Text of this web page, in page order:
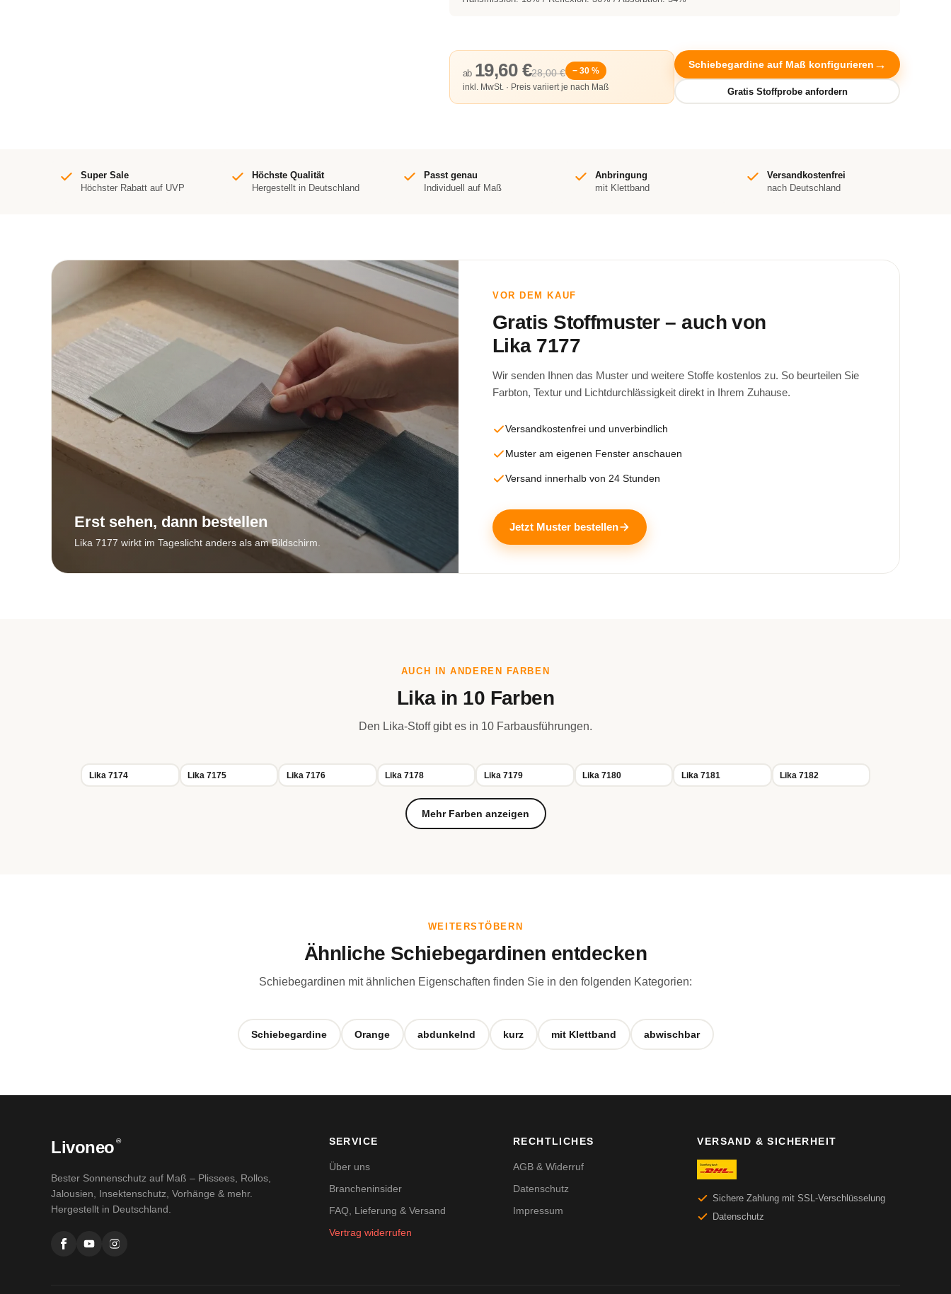
28,00 €
ab 19,60 €
− 30 %
inkl. MwSt. · Preis variiert je nach Maß
Schiebegardine auf Maß konfigurieren
Super Sale
Höchster Rabatt auf UVP
Höchste Qualität
Hergestellt in Deutschland
Passt genau
Individuell auf Maß
Anbringung
mit Klettband
Versandkostenfrei
nach Deutschland
Erst sehen, dann bestellen
Lika 7177 wirkt im Tageslicht anders als am Bildschirm.
VOR DEM KAUF
Gratis Stoffmuster – auch von
Lika 7177
Wir senden Ihnen das Muster und weitere Stoffe kostenlos zu. So beurteilen Sie
Farbton, Textur und Lichtdurchlässigkeit direkt in Ihrem Zuhause.
Versandkostenfrei und unverbindlich
Muster am eigenen Fenster anschauen
Versand innerhalb von 24 Stunden
Jetzt Muster bestellen
AUCH IN ANDEREN FARBEN
Lika in 10 Farben
Den Lika-Stoff gibt es in 10 Farbausführungen.
Lika 7174 Lika 7175 Lika 7176 Lika 7178 Lika 7179 Lika 7180 Lika 7181 Lika 7182
Mehr Farben anzeigen
WEITERSTÖBERN
Ähnliche Schiebegardinen entdecken
Schiebegardinen mit ähnlichen Eigenschaften finden Sie in den folgenden Kategorien:
Schiebegardine Orange abdunkelnd kurz mit Klettband abwischbar
Livoneo ®
Bester Sonnenschutz auf Maß – Plissees, Rollos,
Jalousien, Insektenschutz, Vorhänge & mehr.
Hergestellt in Deutschland.
SERVICE
Über uns
Brancheninsider
FAQ, Lieferung & Versand
Vertrag widerrufen
RECHTLICHES
AGB & Widerruf
Datenschutz
Impressum
VERSAND & SICHERHEIT
Sichere Zahlung mit SSL-Verschlüsselung
Datenschutz